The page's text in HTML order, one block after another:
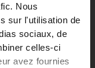
Nous
sur l'utilisation de
sociaux, de
celles-ci
avez fournies